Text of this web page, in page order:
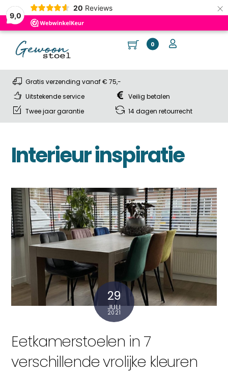
9,0
20 Reviews ×
Skip
content
Cart
0 User
Gratis verzending vanaf € 75,-
Uitstekende service
Veilig betalen
Twee jaar garantie
14 dagen retourrecht
Interieur inspiratie
29
JULI
2021
Eetkamerstoelen in 7
verschillende vrolijke kleuren